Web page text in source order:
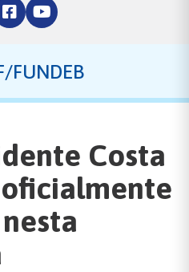
FUNDEB
Costa
oficialmente